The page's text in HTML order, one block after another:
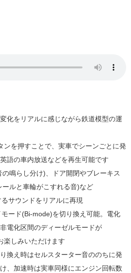
化をリアルに感じながら鉄道模型の運
ンを押すことで、実車でシーンごとに発
語の車内放送などを再生可能です
の鳴らし分け)、ドア開閉やブレーキス
ルと車輪がこすれる音)など
サウンドをリアルに再現
モード(Bi-mode)を切り換え可能。電化
電化区間のディーゼルモードが
しみいただけます
換え時はセルスターター音ののちに発
、加速時は実車同様にエンジン回転数